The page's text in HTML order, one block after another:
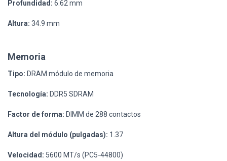
Profundidad: 6.62 mm
Altura: 34.9 mm
Memoria
Tipo: DRAM módulo de memoria
Tecnología: DDR5 SDRAM
Factor de forma: DIMM de 288 contactos
Altura del módulo (pulgadas): 1.37
Velocidad: 5600 MT/s (PC5-44800)